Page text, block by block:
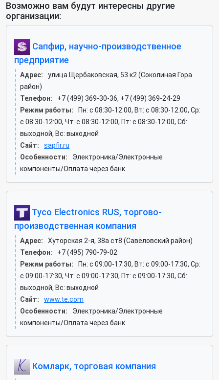
Возможно вам будут интересны другие
организации:
Сапфир, научно-производственное
предприятие
Адрес:
улица Щербаковская, 53 к2 (Соколиная Гора
район)
Телефон:
+7 (499) 369-30-36, +7 (499) 369-24-29
Режим работы:
Пн: c 08:30-12:00, Вт: c 08:30-12:00, Ср:
c 08:30-12:00, Чт: c 08:30-12:00, Пт: c 08:30-12:00, Сб:
выходной, Вс: выходной
Сайт:
sapfir.ru
Особенности:
Электроника/Электронные
компоненты/Оплата через банк
Tyco Electronics RUS, торгово-
производственная компания
Адрес:
Хуторская 2-я, 38а ст8 (Савёловский район)
Телефон:
+7 (495) 790-79-02
Режим работы:
Пн: c 09:00-17:30, Вт: c 09:00-17:30, Ср:
c 09:00-17:30, Чт: c 09:00-17:30, Пт: c 09:00-17:30, Сб:
выходной, Вс: выходной
Сайт:
www.te.com
Особенности:
Электроника/Электронные
компоненты/Оплата через банк
Комларк, торговая компания